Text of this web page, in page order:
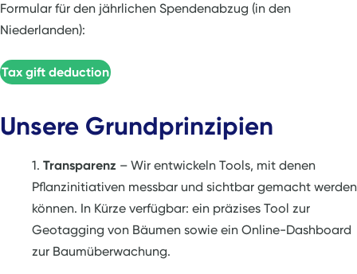
Formular für den jährlichen Spendenabzug (in den
Niederlanden):
Tax gift deduction
Unsere Grundprinzipien
Transparenz – Wir entwickeln Tools, mit denen
Pflanzinitiativen messbar und sichtbar gemacht werden
können. In Kürze verfügbar: ein präzises Tool zur
Geotagging von Bäumen sowie ein Online-Dashboard
zur Baumüberwachung.